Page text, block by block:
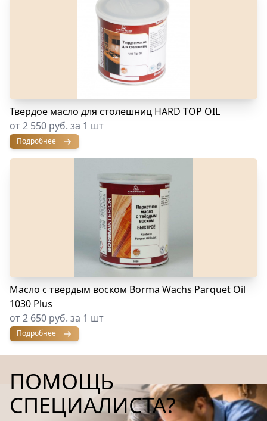
Твердое масло для столешниц HARD TOP OIL
от 2 550 руб. за 1 шт
Подробнее
Масло с твердым воском Borma Wachs Parquet Oil
1030 Plus
от 2 650 руб. за 1 шт
Подробнее
ПОМОЩЬ
СПЕЦИАЛИСТА?